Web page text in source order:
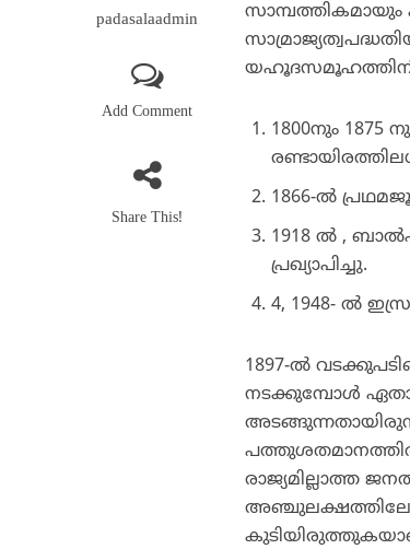
padasalaadmin
Add Comment
Share This!
സാമ്പത്തികമായും
1800നും
1866-ല്‍
1918 ല്‍ ,
പ്രഖ്യാപിച്ചു.
4, 1948- ല്‍
1897-ല്‍
നടക്കുമ്പോള്‍
രാജ്യമില്ലാത്ത